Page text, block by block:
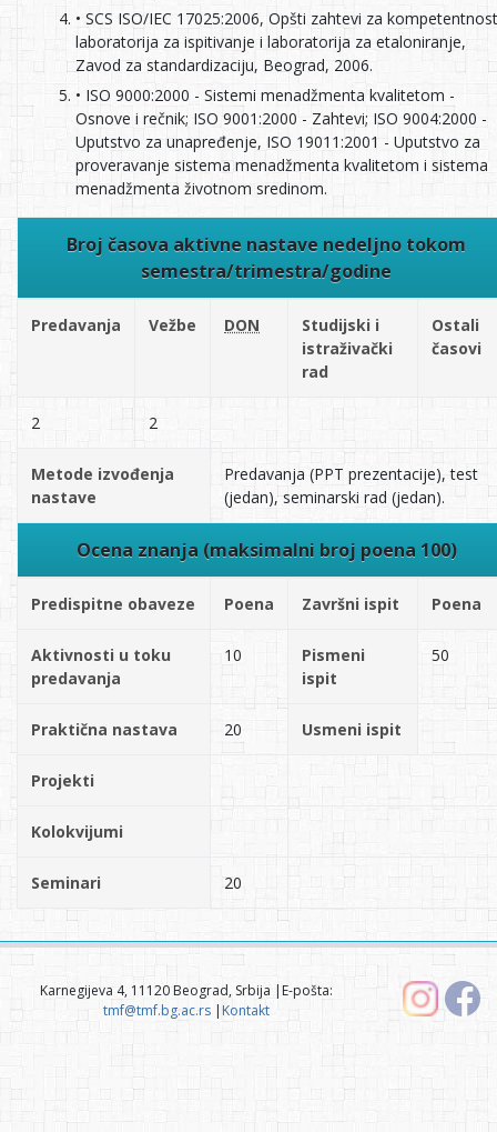
• SCS ISO/IEC 17025:2006, Opšti zahtevi za kompetentnost
laboratorija za ispitivanje i laboratorija za etaloniranje,
Zavod za standardizaciju, Beograd, 2006.
• ISO 9000:2000 - Sistemi menadžmenta kvalitetom -
Osnove i rečnik; ISO 9001:2000 - Zahtevi; ISO 9004:2000 -
Uputstvo za unapređenje, ISO 19011:2001 - Uputstvo za
proveravanje sistema menadžmenta kvalitetom i sistema
menadžmenta životnom sredinom.
Broj časova aktivne nastave nedeljno tokom
semestra/trimestra/godine
Predavanja Vežbe DON
Studijski i
istraživački
rad
Ostali
časovi
2 2
Metode izvođenja
nastave
Predavanja (PPT prezentacije), test
(jedan), seminarski rad (jedan).
Ocena znanja (maksimalni broj poena 100)
Predispitne obaveze Poena Završni ispit Poena
Aktivnosti u toku
predavanja
10
Pismeni
ispit
50
Praktična nastava 20 Usmeni ispit
Projekti
Kolokvijumi
Seminari 20
Karnegijeva 4, 11120 Beograd, Srbija |E-pošta:
tmf@tmf.bg.ac.rs|Kontakt